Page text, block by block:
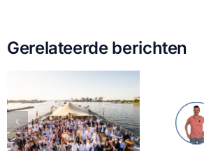
Gerelateerde berichten